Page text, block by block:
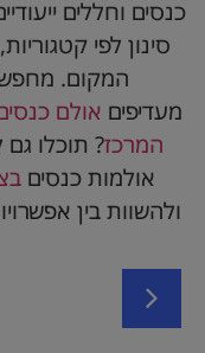
כנסים וחללים
סינון לפי
המקום.
מעדיפים אולם
המרכז? תוכלו
אולמות כנסים
ולהשוות בין